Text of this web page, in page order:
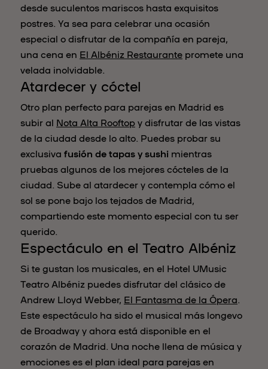
desde suculentos mariscos hasta exquisitos
postres. Ya sea para celebrar una ocasión
especial o disfrutar de la compañía en pareja,
una cena en El Albéniz Restaurante promete una
velada inolvidable.
Atardecer y cóctel
Otro plan perfecto para parejas en Madrid es
subir al Nota Alta Rooftopy disfrutar de las vistas
de la ciudad desde lo alto. Puedes probar su
exclusiva fusión de tapas y sushi mientras
pruebas algunos de los mejores cócteles de la
ciudad. Sube al atardecer y contempla cómo el
sol se pone bajo los tejados de Madrid,
compartiendo este momento especial con tu ser
querido.
Espectáculo en el Teatro Albéniz
Si te gustan los musicales, en el Hotel UMusic
Teatro Albéniz puedes disfrutar del clásico de
Andrew Lloyd Webber, El Fantasma de la Ópera.
Este espectáculo ha sido el musical más longevo
de Broadway y ahora está disponible en el
corazón de Madrid. Una noche llena de música y
emociones es el plan ideal para parejas en